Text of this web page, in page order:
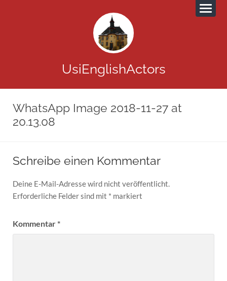
UsiEnglishActors
WhatsApp Image 2018-11-27 at
20.13.08
Schreibe einen Kommentar
Deine E-Mail-Adresse wird nicht veröffentlicht.
Erforderliche Felder sind mit * markiert
Kommentar*